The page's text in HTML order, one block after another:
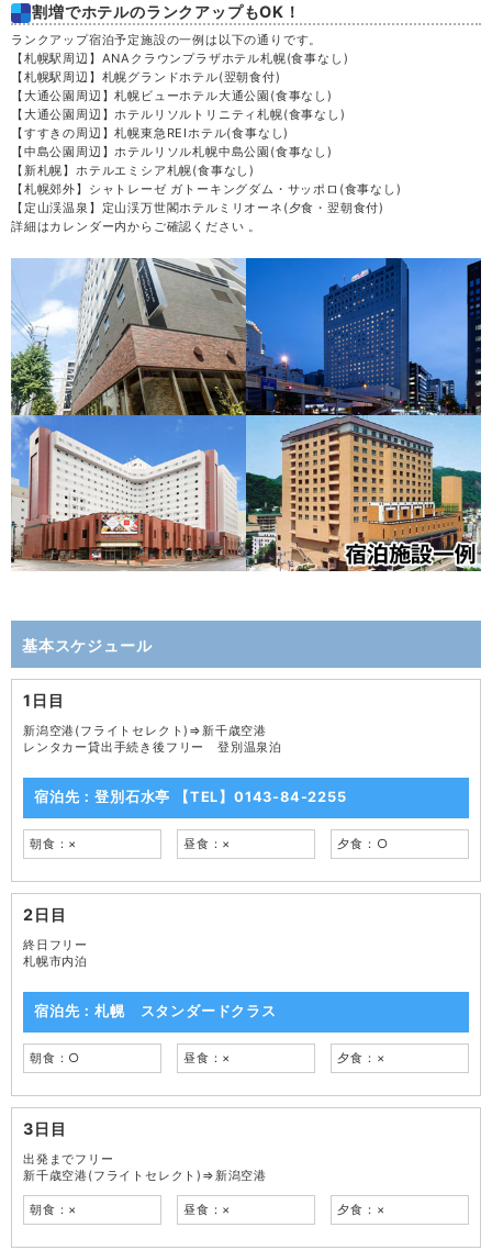
割増でホテルのランクアップもOK！
ランクアップ宿泊予定施設の一例は以下の通りです。
【札幌駅周辺】ANAクラウンプラザホテル札幌(食事なし)
【札幌駅周辺】札幌グランドホテル(翌朝食付)
【大通公園周辺】札幌ビューホテル大通公園 (食事なし)
【大通公園周辺】ホテルリソルトリニティ札幌(食事なし)
【すすきの周辺】札幌東急REIホテル(食事なし)
【中島公園周辺】ホテルリソル札幌中島公園 (食事なし)
【新札幌】ホテルエミシア札幌(食事なし)
【札幌郊外】シャトレーゼ ガトーキングダム・サッポロ (食事なし)
【定山渓温泉】定山渓万世閣ホテルミリオーネ (夕食・翌朝食付)
詳細はカレンダー内からご確認ください 。
基本スケジュール
1日目
新潟空港(フライトセレクト)⇒新千歳空港
レンタカー貸出手続き後フリー 登別温泉泊
宿泊先：登別石水亭 【TEL】0143-84-2255
朝食：× 昼食：× 夕食：○
2日目
終日フリー
札幌市内泊
宿泊先：札幌 スタンダードクラス
朝食：○ 昼食：× 夕食：×
3日目
出発までフリー
新千歳空港(フライトセレクト)⇒新潟空港
朝食：× 昼食：× 夕食：×